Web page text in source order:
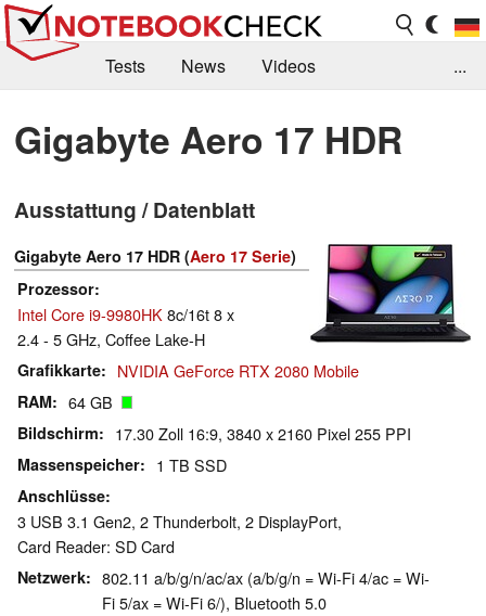
Tests News
Videos
Kaufberatung
Deals Suche
Jobs
Forum
...
Gigabyte Aero 17 HDR
Ausstattung / Datenblatt
Gigabyte Aero 17 HDR (Aero 17 Serie)
Prozessor
Intel Core i9-9980HK8c/16t 8 x
2.4 - 5 GHz, Coffee Lake-H
Grafikkarte NVIDIA GeForce RTX 2080 Mobile
RAM 64 GB
Bildschirm 17.30 Zoll 16:9, 3840 x 2160 Pixel 255 PPI
Massenspeicher 1 TB SSD
Anschlüsse
3 USB 3.1 Gen2, 2 Thunderbolt, 2 DisplayPort,
Card Reader: SD Card
Netzwerk
802.11 a/b/g/n/ac/ax (a/b/g/n = Wi-Fi 4/ac = Wi-
Fi 5/ax = Wi-Fi 6/), Bluetooth 5.0